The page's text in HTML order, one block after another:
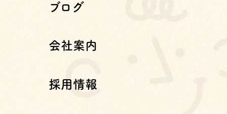
ブログ
会社案内
採用情報